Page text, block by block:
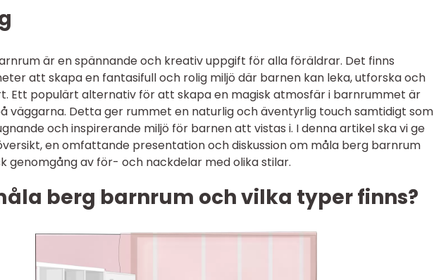
är en spännande och kreativ uppgift för alla föräldrar. Det finns
att skapa en fantasifull och rolig miljö där barnen kan leka, utforska och
Ett populärt alternativ för att skapa en magisk atmosfär i barnrummet är
väggarna. Detta ger rummet en naturlig och äventyrlig touch samtidigt som
och inspirerande miljö för barnen att vistas i. I denna artikel ska vi ge
en omfattande presentation och diskussion om måla berg barnrum
genomgång av för- och nackdelar med olika stilar.
berg barnrum och vilka typer finns?